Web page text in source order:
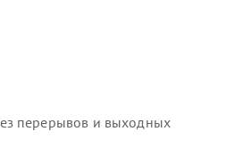
перерывов и выходных